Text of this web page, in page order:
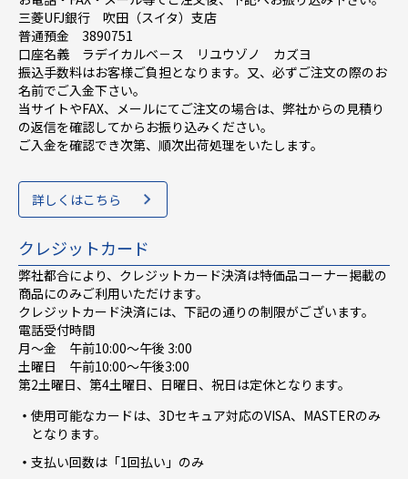
三菱UFJ銀行 吹田（スイタ）支店
普通預金 3890751
口座名義 ラデイカルベ－ス リユウゾノ カズヨ
振込手数料はお客様ご負担となります。又、必ずご注文の際のお
名前でご入金下さい。
当サイトやFAX、メールにてご注文の場合は、弊社からの見積り
の返信を確認してからお振り込みください。
ご入金を確認でき次第、順次出荷処理をいたします。
詳しくはこちら
クレジットカード
弊社都合により、クレジットカード決済は特価品コーナー掲載の
商品にのみご利用いただけます。
クレジットカード決済には、下記の通りの制限がございます。
電話受付時間
月～金 午前10:00〜午後 3:00
土曜日 午前10:00〜午後3:00
第2土曜日、第4土曜日、日曜日、祝日は定休となります。
使用可能なカードは、3Dセキュア対応のVISA、MASTERのみ
となります。
支払い回数は「1回払い」のみ